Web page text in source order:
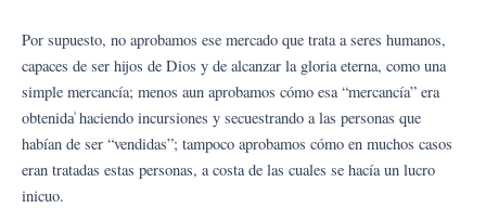
Por supuesto, no aprobamos ese mercado que trata a seres humanos,
capaces de ser hijos de Dios y de alcanzar la gloria eterna, como una
simple mercancía; menos aun aprobamos cómo esa “mercancía” era
obtenida͗ haciendo incursiones y secuestrando a las personas que
habían de ser “vendidas”; tampoco aprobamos cómo en muchos casos
eran tratadas estas personas, a costa de las cuales se hacía un lucro
inicuo.